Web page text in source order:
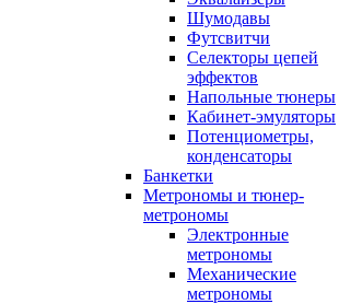
Шумодавы
Футсвитчи
Селекторы цепей
эффектов
Напольные тюнеры
Кабинет-эмуляторы
Потенциометры,
конденсаторы
Банкетки
Метрономы и тюнер-
метрономы
Электронные
метрономы
Механические
метрономы